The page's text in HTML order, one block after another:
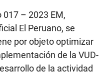
– 2023 EM,
El Peruano, se
por objeto optimizar
de la VUD-
de la actividad